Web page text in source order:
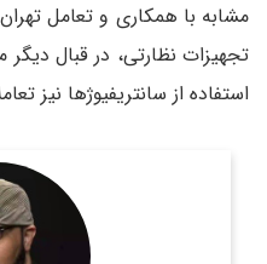
مشابه با همکاری و تعامل
تجهیزات نظارتی، در قبال
استفاده از سانتریفیوژها نیز
روزنامه نگار و کارشناس
تحریریه